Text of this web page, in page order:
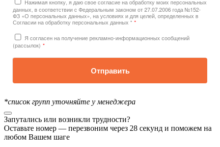
Нажимая кнопку, я даю свое согласие на обработку моих персональных
данных, в соответствии с Федеральным законом от 27.07.2006 года №152-
ФЗ «О персональных данных», на условиях и для целей, определенных в
Согласии на обработку персональных данных * *
Я согласен на получение рекламно-информационных сообщений
(рассылок) *
Отправить
*список групп уточняйте у менеджера
Запутались или возникли трудности?
Оставьте номер — перезвоним через 28 секунд и поможем на
любом Вашем шаге